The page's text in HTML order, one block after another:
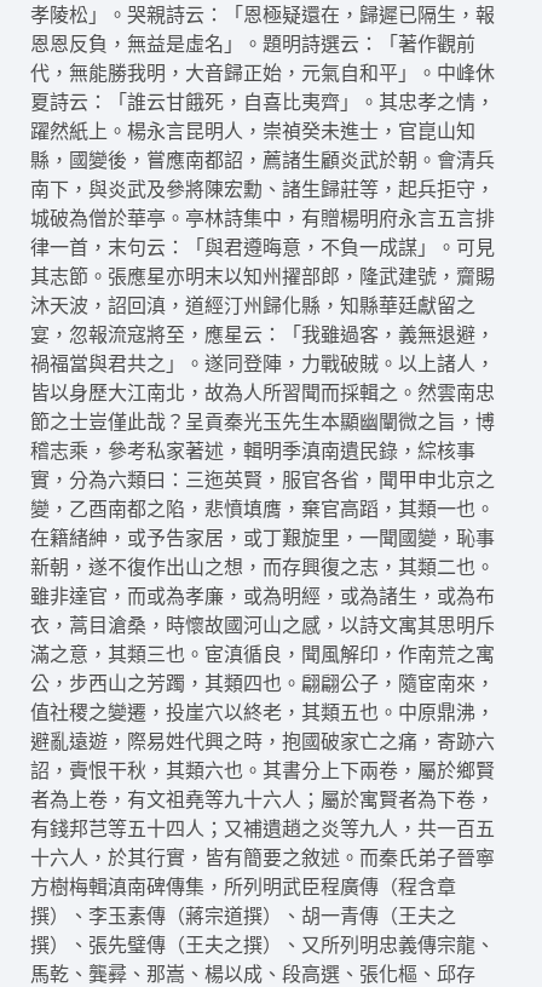
孝陵松」。哭親詩云：「恩極疑還在，歸遲已隔生，報
恩恩反負，無益是虛名」。題明詩選云：「著作觀前
代，無能勝我明，大音歸正始，元氣自和平」。中峰休
夏詩云：「誰云甘餓死，自喜比夷齊」。其忠孝之情，
躍然紙上。楊永言昆明人，崇禎癸未進士，官崑山知
縣，國變後，嘗應南都詔，薦諸生顧炎武於朝。會清兵
南下，與炎武及參將陳宏勳、諸生歸莊等，起兵拒守，
城破為僧於華亭。亭林詩集中，有贈楊明府永言五言排
律一首，末句云：「與君遵晦意，不負一成謀」。可見
其志節。張應星亦明末以知州擢部郎，隆武建號，齎賜
沐天波，詔回滇，道經汀州歸化縣，知縣華廷獻留之
宴，忽報流寇將至，應星云：「我雖過客，義無退避，
禍福當與君共之」。遂同登陣，力戰破賊。以上諸人，
皆以身歷大江南北，故為人所習聞而採輯之。然雲南忠
節之士豈僅此哉？呈貢秦光玉先生本顯幽闡微之旨，博
稽志乘，參考私家著述，輯明季滇南遺民錄，綜核事
實，分為六類曰：三迤英賢，服官各省，聞甲申北京之
變，乙酉南都之陷，悲憤填膺，棄官高蹈，其類一也。
在籍緒紳，或予告家居，或丁艱旋里，一聞國變，恥事
新朝，遂不復作出山之想，而存興復之志，其類二也。
雖非達官，而或為孝廉，或為明經，或為諸生，或為布
衣，蒿目滄桑，時懷故國河山之感，以詩文寓其思明斥
滿之意，其類三也。宦滇循良，聞風解印，作南荒之寓
公，步西山之芳躅，其類四也。翩翩公子，隨宦南來，
值社稷之變遷，投崖穴以終老，其類五也。中原鼎沸，
避亂遠遊，際易姓代興之時，抱國破家亡之痛，寄跡六
詔，賷恨干秋，其類六也。其書分上下兩卷，屬於鄉賢
者為上卷，有文祖堯等九十六人；屬於寓賢者為下卷，
有錢邦芑等五十四人；又補遺趙之炎等九人，共一百五
十六人，於其行實，皆有簡要之敘述。而秦氏弟子晉寧
方樹梅輯滇南碑傳集，所列明武臣程廣傳（程含章
撰）、李玉素傳（蔣宗道撰）、胡一青傳（王夫之
撰）、張先璧傳（王夫之撰）、又所列明忠義傳宗龍、
馬乾、龔彛、那嵩、楊以成、段高選、張化樞、邱存